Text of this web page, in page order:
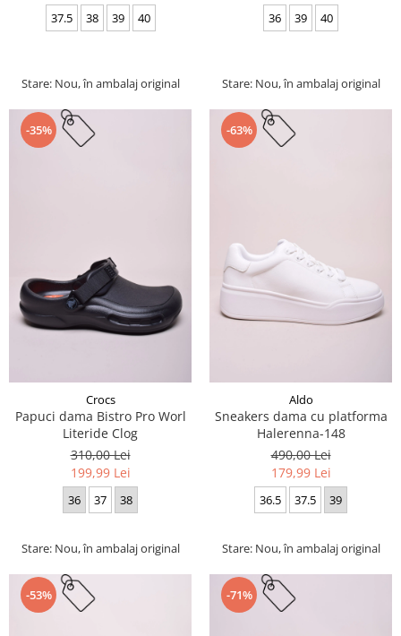
37.5 38 39 40
Stare: Nou, în ambalaj original
36 39 40
Stare: Nou, în ambalaj original
-35%
Crocs
Papuci dama Bistro Pro Worl
Literide Clog
310,00 Lei
199,99 Lei
36 37 38
Stare: Nou, în ambalaj original
-63%
Aldo
Sneakers dama cu platforma
Halerenna-148
490,00 Lei
179,99 Lei
36.5 37.5 39
Stare: Nou, în ambalaj original
-53% -71%